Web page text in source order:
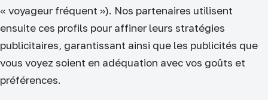
« voyageur fréquent »). Nos partenaires utilisent
ensuite ces profils pour affiner leurs stratégies
publicitaires, garantissant ainsi que les publicités que
vous voyez soient en adéquation avec vos goûts et
préférences.